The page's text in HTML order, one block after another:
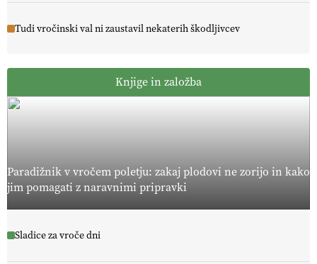
Tudi vročinski val ni zaustavil nekaterih škodljivcev
Knjige in založba
Paradižnik v vročem poletju: zakaj plodovi ne zorijo in kako
jim pomagati z naravnimi pripravki
Sladice za vroče dni